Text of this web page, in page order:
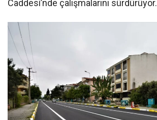
Caddesi’nde çalışmalarını sürdürüyor.